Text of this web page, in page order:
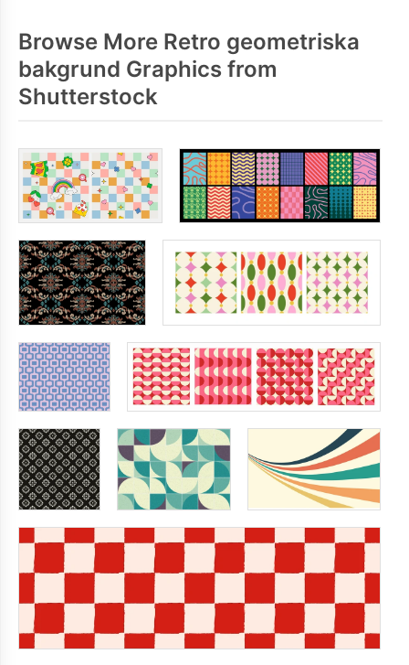
Browse More Retro geometriska
bakgrund Graphics from
Shutterstock